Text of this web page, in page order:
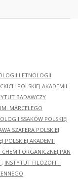
I ETNOLOGII
POLSKIEJ AKADEMII
BADAWCZY
MARCELEGO
SSAKÓW POLSKIEJ
SZAFERA POLSKIEJ
POLSKIEJ AKADEMII
ORGANICZNEJ PAN
; INSTYTUT FILOZOFII I